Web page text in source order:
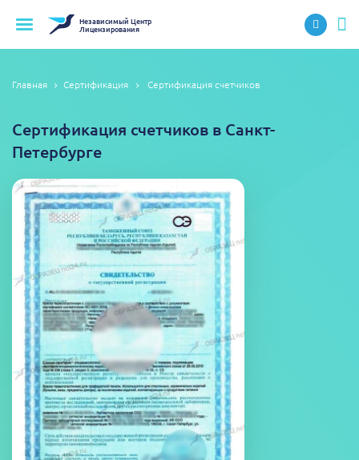
НезависимыйЦентр
Лицензирования
Главная Сертификация Сертификация счетчиков
Сертификация счетчиков в Санкт-
Петербурге